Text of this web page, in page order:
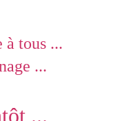
à tous ...
...
...